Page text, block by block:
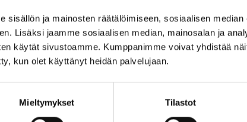
sisällön ja mainosten räätälöimiseen, sosiaalisen
Lisäksi jaamme sosiaalisen median, mainosalan ja
käytät sivustoamme. Kumppanimme voivat yhdistää
kun olet käyttänyt heidän palvelujaan.
Mieltymykset Tilastot
– Suomi